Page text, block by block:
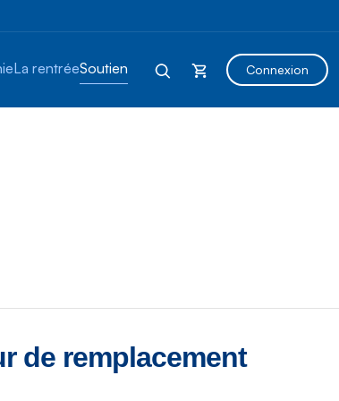
La rentréeSoutien Connexion
de remplacement